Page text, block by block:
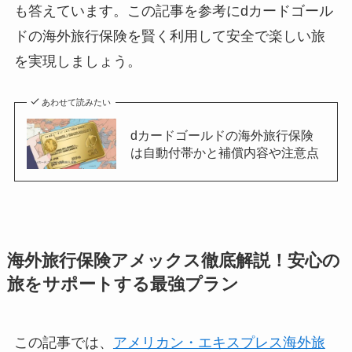
も答えています。この記事を参考にdカードゴール
ドの海外旅行保険を賢く利用して安全で楽しい旅
を実現しましょう。
あわせて読みたい
dカードゴールドの海外旅行保険
は自動付帯かと補償内容や注意点
海外旅行保険アメックス徹底解説！安心の
旅をサポートする最強プラン
この記事では、 アメリカン・エキスプレス海外旅